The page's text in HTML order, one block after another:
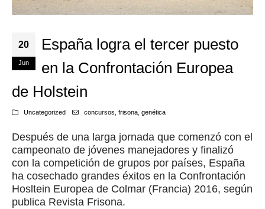
20
Jun
España logra el tercer puesto
en la Confrontación Europea
de Holstein
Uncategorized concursos frisona, genética
Después de una larga jornada que comenzó con el
campeonato de jóvenes manejadores y finalizó
con la competición de grupos por países, España
ha cosechado grandes éxitos en la Confrontación
Hosltein Europea de Colmar (Francia) 2016, según
publica Revista Frisona.